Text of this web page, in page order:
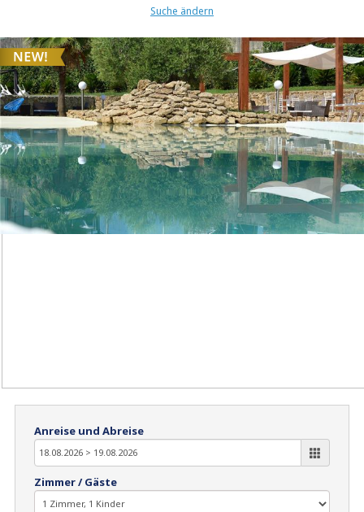
Suche ändern
Alle Bilder anzeigen
Anreise und Abreise
Zimmer / Gäste